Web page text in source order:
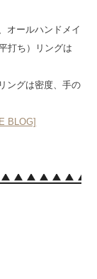
オールハンドメイ
打ち）リングは
ングは密度、手の
BLOG]